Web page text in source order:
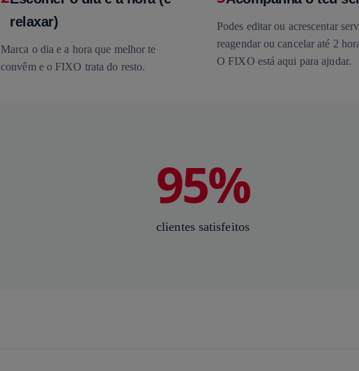
relaxar)
Marca o dia e a hora que melhor te
convêm e o FIXO trata do resto.
Podes editar ou acrescentar
reagendar ou cancelar até 2
O FIXO está aqui para ajudar.
95%
clientes satisfeitos